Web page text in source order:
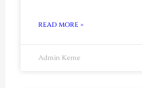
READ MORE »
Admin Keme